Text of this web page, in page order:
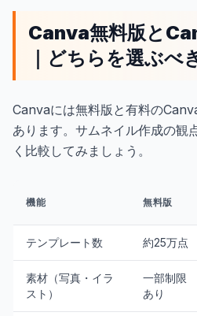
Canva無料版と
｜どちらを選ぶべ
Canvaには無料版と有料の
あります。サムネイル作成の観
く比較してみましょう。
機能 無料版
テンプレート数 約25万点
素材（写真・イラ
スト）
一部制限
あり